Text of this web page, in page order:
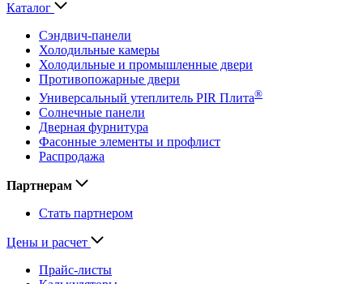
Каталог
Сэндвич-панели
Холодильные камеры
Холодильные и промышленные двери
Противопожарные двери
Универсальный утеплитель PIR Плита®
Солнечные панели
Дверная фурнитура
Фасонные элементы и профлист
Распродажа
Партнерам
Стать партнером
Цены и расчет
Прайс-листы